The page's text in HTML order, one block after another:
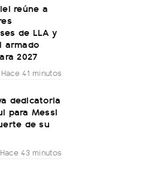
reúne a
de LLA y
armado
2027
Hace 41 minutos
dedicatoria
para Messi
de su
Hace 43 minutos